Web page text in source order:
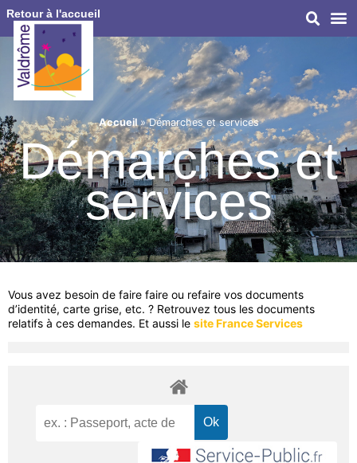
Retour à l'accueil
Accueil»Démarches et services
Démarches et
services
Vous avez besoin de faire faire ou refaire vos documents
d’identité, carte grise, etc. ? Retrouvez tous les documents
relatifs à ces demandes. Et aussi le site France Services